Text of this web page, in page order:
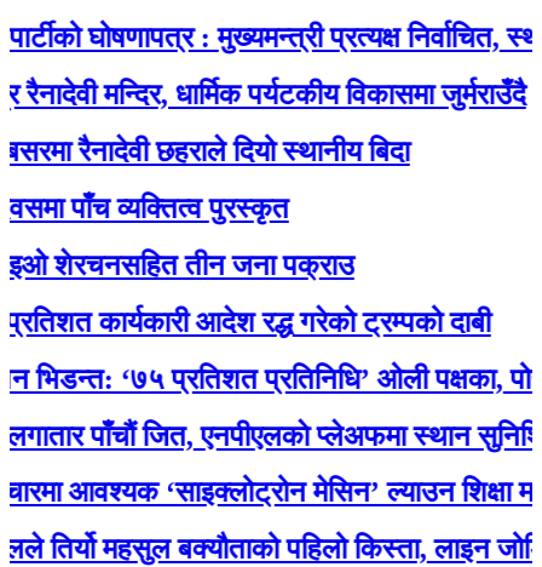
घोषणापत्र : मुख्यमन्त्री प्रत्यक्ष निर्वाचित, स्थानीय
मन्दिर, धार्मिक पर्यटकीय विकासमा जुर्मराउँदै
रैनादेवी छहराले दियो स्थानीय बिदा
व्यक्तित्व पुरस्कृत
तीन जना पक्राउ
कार्यकारी आदेश रद्ध गरेको ट्रम्पको दाबी
‘७५ प्रतिशत प्रतिनिधि’ ओली पक्षका,
पाँचौं जित, एनपीएलकाे प्लेअफमा स्थान सुनिश्चित
आवश्यक ‘साइक्लोट्रोन मेसिन’ ल्याउन शिक्षा
महसुल बक्यौताको पहिलो किस्ता, लाइन जोडियो